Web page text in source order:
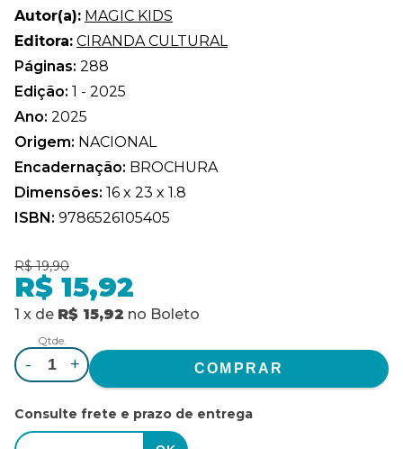
Autor(a): MAGIC KIDS
Editora: CIRANDA CULTURAL
Páginas: 288
Edição: 1 - 2025
Ano: 2025
Origem: NACIONAL
Encadernação: BROCHURA
Dimensões: 16 x 23 x 1.8
ISBN: 9786526105405
R$ 19,90
R$ 15,92
1 x de R$ 15,92 no Boleto
Qtde.
- +
Consulte frete e prazo de entrega